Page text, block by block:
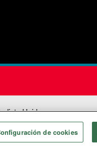
Unida
de cookies